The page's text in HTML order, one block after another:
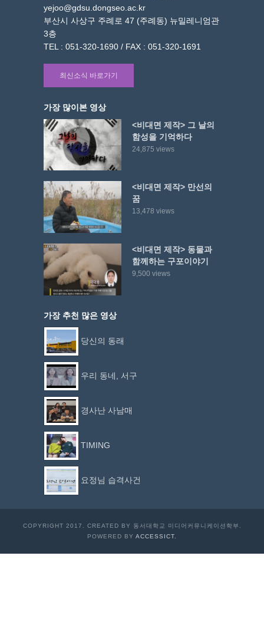
yejoo@gdsu.dongseo.ac.kr
부산시 사상구 주례로 47 (주례동) 뉴밀레니엄관
3층
TEL : 051-320-1690 / FAX : 051-320-1691
최신소식 바로가기
가장 많이본 영상
<비대면 제작> 그 날의
함성을 기억하다
24,875 views
<비대면 제작> 만선의
꿈
13,478 views
<비대면 제작> 동물과
함께하는 구포이야기
9,500 views
가장 추천 많은 영상
당신의 동래
우리 동네, 서구
경사난 사남매
TIMING
요정님 습격사건
COPYRIGHT 2017. CREATED BY 동서대학교 미디어커뮤니케이션학부.
POWERED BY ACCESSICT.